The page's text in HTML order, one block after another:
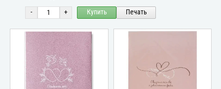
- + Купить Печать